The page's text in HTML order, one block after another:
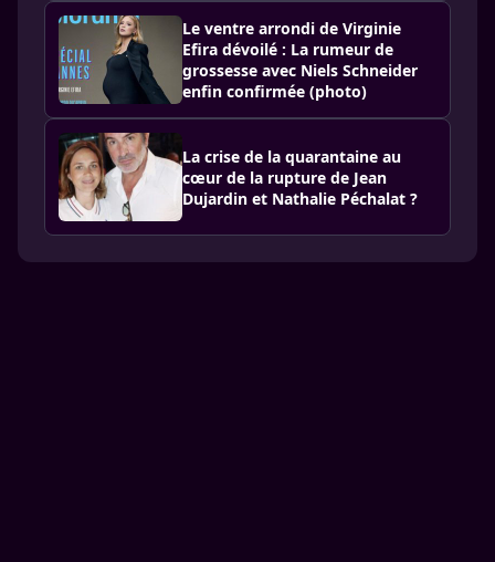
Le ventre arrondi de Virginie
Efira dévoilé : La rumeur de
grossesse avec Niels Schneider
enfin confirmée (photo)
La crise de la quarantaine au
cœur de la rupture de Jean
Dujardin et Nathalie Péchalat ?